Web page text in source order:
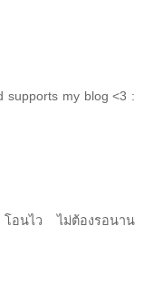
supports my blog <3 :
นไว ไม่ต้องรอนาน